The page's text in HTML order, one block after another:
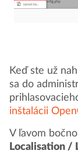
Keď ste už
sa do
inštalácii
V ľavom
Localisation /